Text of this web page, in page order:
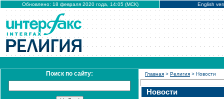
Обновлено: 18 февраля 2020 года, 14:05 (МСК) English
Поиск по сайту: Главная > Религия > Новости
Новости